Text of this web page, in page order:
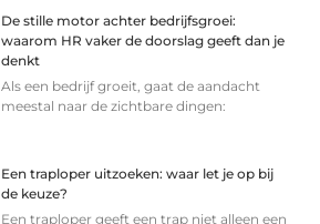
De stille motor achter bedrijfsgroei:
waarom HR vaker de doorslag geeft dan je
denkt
Als een bedrijf groeit, gaat de aandacht
meestal naar de zichtbare dingen:
Een traploper uitzoeken: waar let je op bij
de keuze?
Een traploper geeft een trap niet alleen een